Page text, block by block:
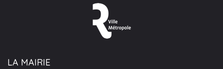
LA MAIRIE